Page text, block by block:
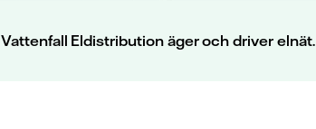
Vattenfall Eldistribution äger och driver elnät.